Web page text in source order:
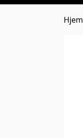
Hjem